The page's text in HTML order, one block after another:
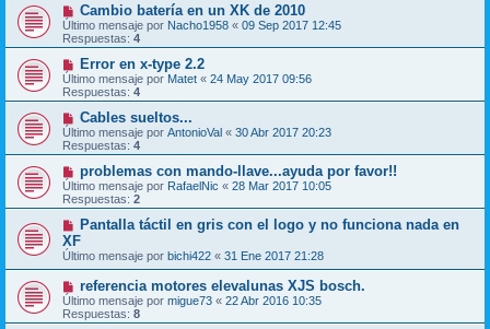
Cambio batería en un XK de 2010
Último mensaje por Nacho1958 « 09 Sep 2017 12:45
Respuestas: 4
Error en x-type 2.2
Último mensaje por Matet « 24 May 2017 09:56
Respuestas: 4
Cables sueltos...
Último mensaje por AntonioVal « 30 Abr 2017 20:23
Respuestas: 4
problemas con mando-llave...ayuda por favor!!
Último mensaje por RafaelNic « 28 Mar 2017 10:05
Respuestas: 2
Pantalla táctil en gris con el logo y no funciona nada en
XF
Último mensaje por bichi422 « 31 Ene 2017 21:28
referencia motores elevalunas XJS bosch.
Último mensaje por migue73 « 22 Abr 2016 10:35
Respuestas: 8